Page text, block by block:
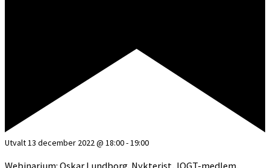
Utvalt13 december 2022 @ 18:00-19:00